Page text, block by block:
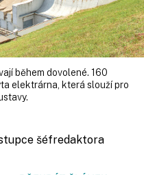
během dovolené. 160
elektrárna, která slouží pro
šéfredaktora